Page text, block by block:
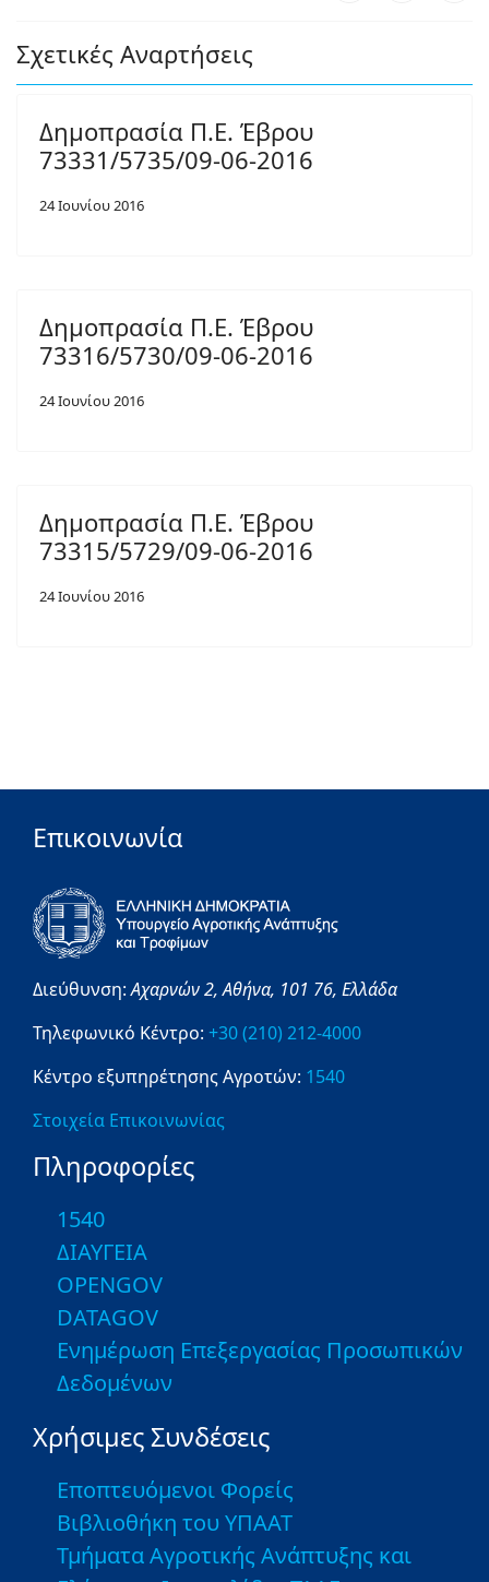
Σχετικές Αναρτήσεις
Δημοπρασία Π.Ε. Έβρου
73331/5735/09-06-2016
24 Ιουνίου 2016
Δημοπρασία Π.Ε. Έβρου
73316/5730/09-06-2016
24 Ιουνίου 2016
Δημοπρασία Π.Ε. Έβρου
73315/5729/09-06-2016
24 Ιουνίου 2016
Επικοινωνία
Διεύθυνση:Αχαρνών 2,Αθήνα, 101 76, Ελλάδα
Τηλεφωνικό Κέντρο: +30 (210) 212-4000
Κέντρο εξυπηρέτησης Αγροτών: 1540
Στοιχεία Επικοινωνίας
Πληροφορίες
1540
ΔΙΑΥΓΕΙΑ
OPENGOV
DATAGOV
Ενημέρωση Επεξεργασίας Προσωπικών
Δεδομένων
Χρήσιμες Συνδέσεις
Εποπτευόμενοι Φορείς
Βιβλιοθήκη του ΥΠΑΑΤ
Τμήματα Αγροτικής Ανάπτυξης και